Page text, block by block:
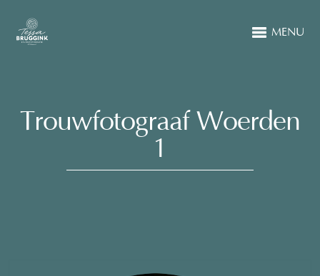
MENU
Trouwfotograaf Woerden
1